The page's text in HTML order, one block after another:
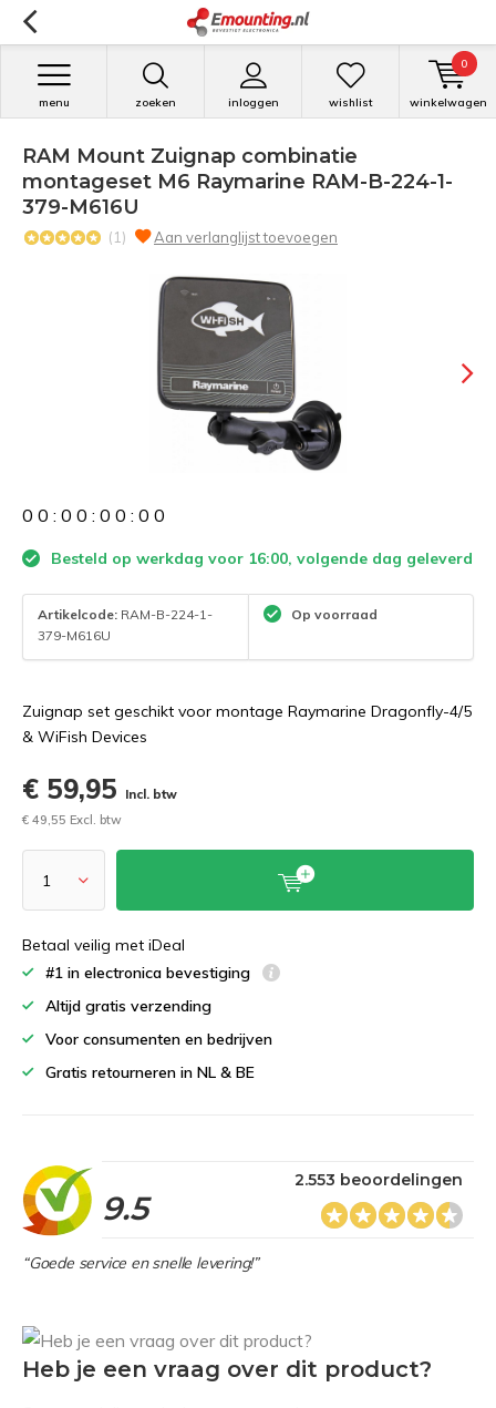
zoeken inloggen
menu wishlist winkelwagen
0
RAM Mount Zuignap combinatie
montageset M6 Raymarine RAM-B-224-1-
379-M616U
(1) Aan verlanglijst toevoegen
0 0 : 0 0 : 0 0 : 0 0
Besteld op werkdag voor 16:00, volgende dag geleverd
Artikelcode: RAM-B-224-1-
379-M616U
Op voorraad
Zuignap set geschikt voor montage Raymarine Dragonfly-4/5
& WiFish Devices
€ 59,95
Incl. btw
€ 49,55 Excl. btw
Betaal veilig met iDeal
#1 in electronica bevestiging
Altijd gratis verzending
Voor consumenten en bedrijven
Gratis retourneren in NL & BE
9.5
2.553 beoordelingen
“Goede service en snelle levering!”
Heb je een vraag over dit product?